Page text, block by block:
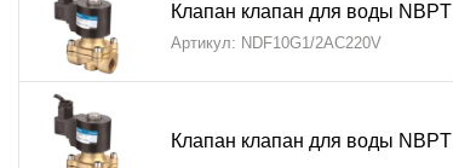
Клапан клапан для воды
Артикул: NDF10G1/2AC220V
Клапан клапан для воды